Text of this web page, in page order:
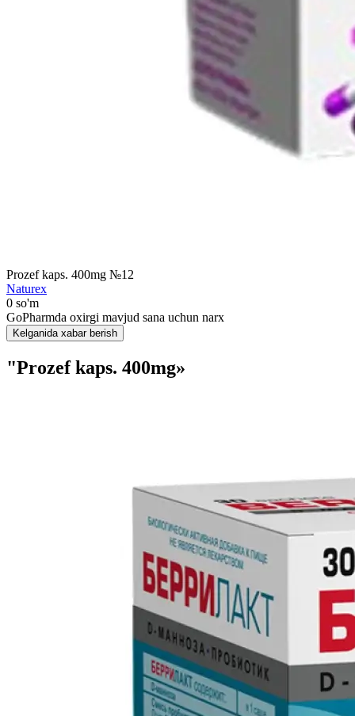
Prozef kaps. 400mg №12
Naturex
0 so'm
GoPharmda oxirgi mavjud sana uchun narx
Kelganida xabar berish
"Prozef kaps. 400mg»